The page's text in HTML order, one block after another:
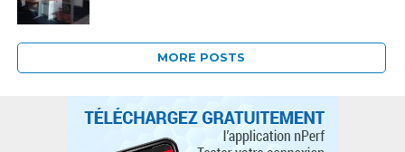
MORE POSTS